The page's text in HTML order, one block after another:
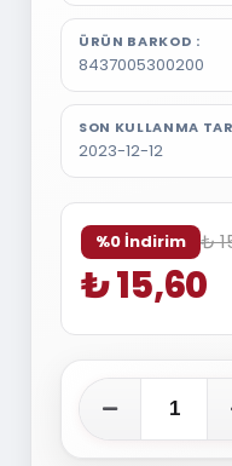
ÜRÜN BARKOD
8437005300200
SON KULLANMA
2023-12-12
%0 İndirim ₺
₺ 15,60